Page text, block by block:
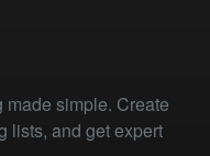
simple. Create
lists, and get expert